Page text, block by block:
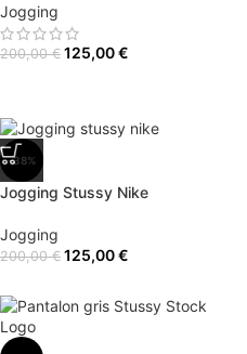
Jogging
200,00€ 125,00€
-38%
Jogging Stussy Nike
Jogging
200,00€ 125,00€